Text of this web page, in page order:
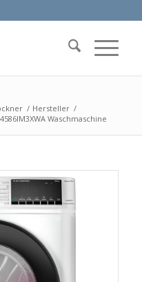
/ Hersteller /
Waschmaschine